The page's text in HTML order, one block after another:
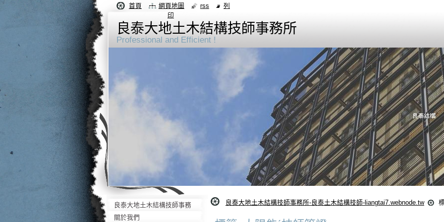
良泰大地土木結構技師事務所
Professional and Efficient !
良泰大地土木結構技師事務所-良泰土木結構技師-liangtai7.webnode.tw
良泰大地土木結構技師事務
所-良泰土木結構技師-
關於我們
首頁 網頁地圖 rss
列
印